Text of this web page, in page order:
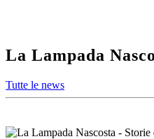
La Lampada
Tutte le news